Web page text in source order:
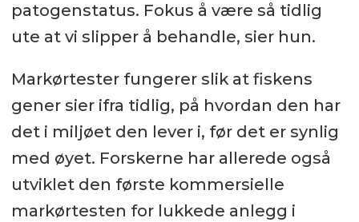
patogenstatus. Fokus å være så tidlig
ute at vi slipper å behandle, sier hun.
Markørtester fungerer slik at fiskens
gener sier ifra tidlig, på hvordan den har
det i miljøet den lever i, før det er synlig
med øyet. Forskerne har allerede også
utviklet den første kommersielle
markørtesten for lukkede anlegg i